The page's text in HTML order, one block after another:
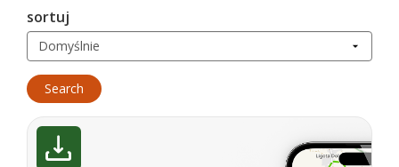
sortuj